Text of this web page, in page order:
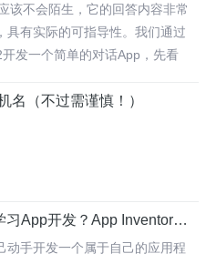
该不会陌生，它的回答内容非常
具有实际的可指导性。我们通过
发一个简单的对话App，先看
名（不过需谨慎！）
轻松学习App开发？App Inventor 2 中文网搞定！
动手开发一个属于自己的应用程